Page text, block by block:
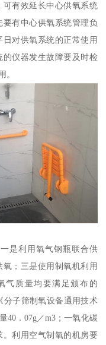
有效延长中心供氧系统
有中心供氧系统管理负
对供氧系统的正常使用
仪器发生故障要及时检
。
是利用氧气钢瓶联合供
；三是使用制氧机利用
气质量均要满足颁布的
分子筛制氧设备通用技术
40．07g／m3；一氧化碳
利用空气制氧的机房要